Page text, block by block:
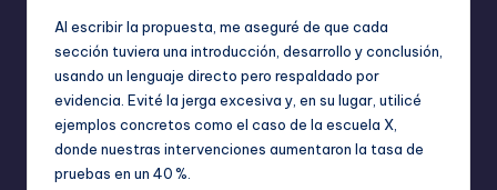
Al escribir la propuesta, me aseguré de que cada
sección tuviera una introducción, desarrollo y conclusión,
usando un lenguaje directo pero respaldado por
evidencia. Evité la jerga excesiva y, en su lugar, utilicé
ejemplos concretos como el caso de la escuela X,
donde nuestras intervenciones aumentaron la tasa de
pruebas en un 40 %.